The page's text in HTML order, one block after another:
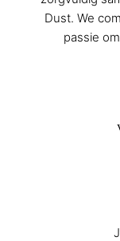
Dust. We
passie